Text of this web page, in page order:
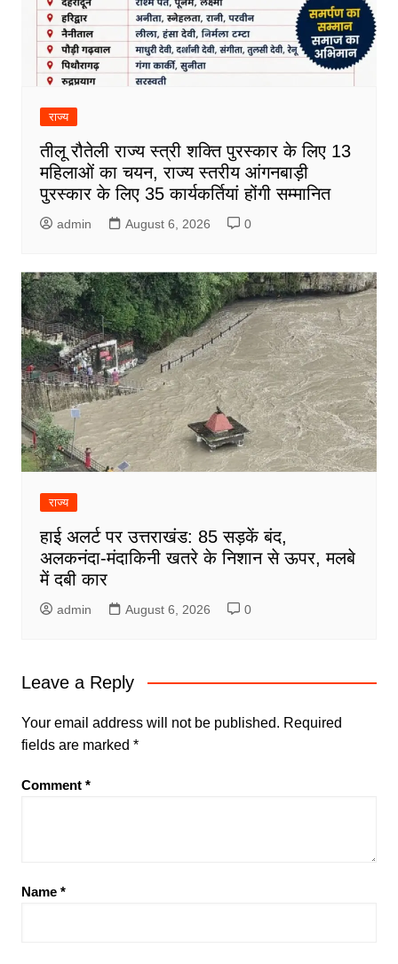
राज्य
तीलू रौतेली राज्य स्त्री शक्ति पुरस्कार के लिए 13
महिलाओं का चयन, राज्य स्तरीय आंगनबाड़ी
पुरस्कार के लिए 35 कार्यकर्तियां होंगी सम्मानित
admin August 6, 2026 0
राज्य
हाई अलर्ट पर उत्तराखंड: 85 सड़कें बंद,
अलकनंदा-मंदाकिनी खतरे के निशान से ऊपर, मलबे
में दबी कार
admin August 6, 2026 0
Leave a Reply
Your email address will not be published. Required
fields are marked *
Comment *
Name *